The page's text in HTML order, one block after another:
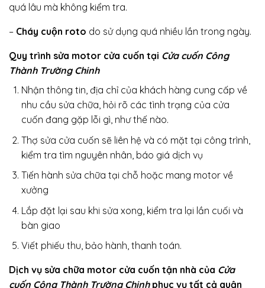
quá lâu mà không kiểm tra.
– Cháy cuộn roto do sử dụng quá nhiều lần trong ngày.
Quy trình sửa motor cửa cuốn tại Cửa cuốn Công
Thành Trường Chinh
Nhận thông tin, địa chỉ của khách hàng cung cấp về
nhu cầu sửa chữa, hỏi rõ các tình trạng của cửa
cuốn đang gặp lỗi gì, như thế nào.
Thợ sửa cửa cuốn sẽ liên hệ và có mặt tại công trình,
kiểm tra tìm nguyên nhân, báo giá dịch vụ
Tiến hành sửa chữa tại chỗ hoặc mang motor về
xưởng
Lắp đặt lại sau khi sửa xong, kiểm tra lại lần cuối và
bàn giao
Viết phiếu thu, bảo hành, thanh toán.
Dịch vụ sửa chữa motor cửa cuốn tận nhà của Cửa
cuốn Công Thành Trường Chinhphục vụ tất cả quận